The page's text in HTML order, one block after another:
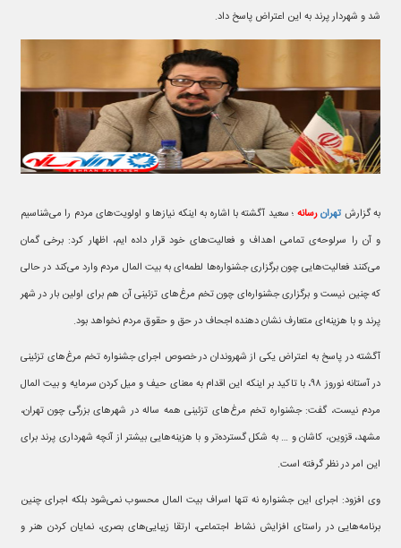
شد و شهردار پرند به این اعتراض پاسخ داد.
به گزارش تهرانرسانه ؛ سعید آگشته با اشاره به اینکه نیازها و اولویت‌های مردم را می‌شناسیم
و آن را سرلوحه‌ی تمامی اهداف و فعالیت‌های خود قرار داده ایم، اظهار کرد: برخی گمان
می‌کنند فعالیت‌هایی چون برگزاری جشنواره‌ها لطمه‌ای به بیت المال مردم وارد می‌کند در حالی
که چنین نیست و برگزاری جشنواره‌ای چون تخم مرغ‌های تزئینی آن هم برای اولین بار در شهر
پرند و با هزینه‌ای متعارف نشان دهنده اجحاف در حق و حقوق مردم نخواهد بود.
آگشته در پاسخ به اعتراض یکی از شهروندان در خصوص اجرای جشنواره تخم مرغ‌های تزئینی
در آستانه نوروز ۹۸، با تاکید بر اینکه این اقدام به معنای حیف و میل کردن سرمایه و بیت المال
مردم نیست، گفت: جشنواره تخم مرغ‌های تزئینی همه ساله در شهرهای بزرگی چون تهران،
مشهد، قزوین، کاشان و … به شکل گسترده‌تر و با هزینه‌هایی بیشتر از آنچه شهرداری پرند برای
این امر در نظر گرفته است.
وی افزود: اجرای این جشنواره نه تنها اسراف بیت المال محسوب نمی‌شود بلکه اجرای چنین
برنامه‌هایی در راستای افزایش نشاط اجتماعی، ارتقا زیبایی‌های بصری، نمایان کردن هنر و